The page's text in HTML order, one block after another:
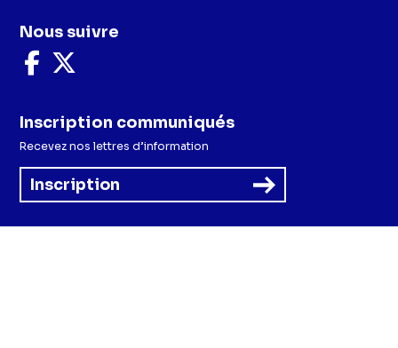
Nous suivre
Nous
suivre
Facebook
X
Inscription communiqués
Recevez nos lettres d’information
Inscription